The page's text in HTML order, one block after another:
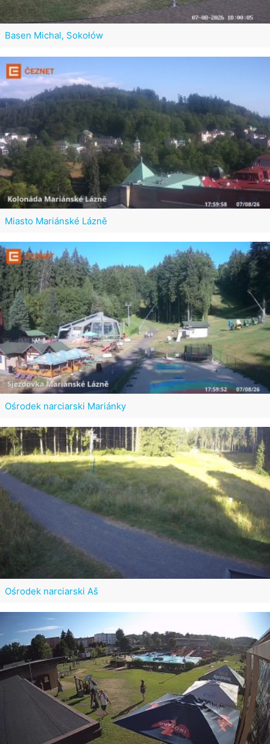
Basen Michal, Sokołów
Miasto Mariánské Lázně
Ośrodek narciarski Mariánky
Ośrodek narciarski Aš